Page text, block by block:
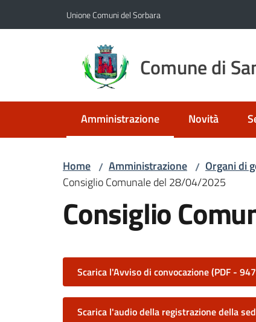
Unione Comuni del Sorbara
Comune di
Amministrazione
Menu selezionato Novità
Home / Amministrazione / Organi di
Consiglio Comunale del 28/04/2025
Consiglio
Scarica l'Avviso di convocazione(PDF -
Scarica l'audio della registrazione della